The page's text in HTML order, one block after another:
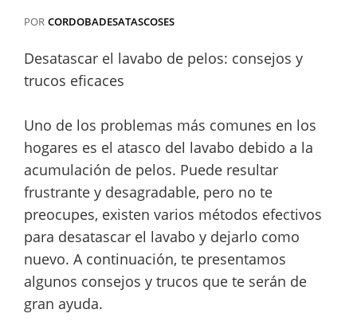
POR CORDOBADESATASCOSES
Desatascar el lavabo de pelos: consejos y
trucos eficaces
Uno de los problemas más comunes en los
hogares es el atasco del lavabo debido a la
acumulación de pelos. Puede resultar
frustrante y desagradable, pero no te
preocupes, existen varios métodos efectivos
para desatascar el lavabo y dejarlo como
nuevo. A continuación, te presentamos
algunos consejos y trucos que te serán de
gran ayuda.